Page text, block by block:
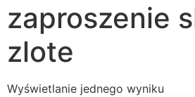
zaproszenie
zlote
Wyświetlanie jednego wyniku